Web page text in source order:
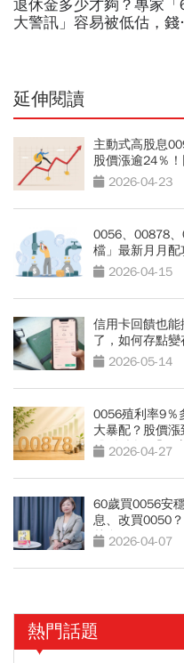
延伸閱讀
主動式高股息
股價漲逾24％
哪？2026-04-23
0056、00878
檔」最新月月配
2026-04-15
信用卡回饋也
了，如何存點
2026-05-14
0056殖利率9％
大暴配？股價
股3年拆解「穩
2026-04-27
60歲買0056安
息、改買0050
越多2026-04-07
熱門話題